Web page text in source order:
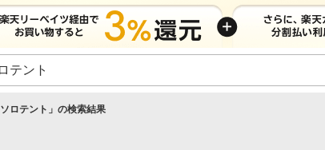
ショッピング
ソロテント 」の検索結果